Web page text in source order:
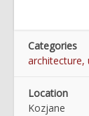
Categories
architecture,
Location
Kozjane